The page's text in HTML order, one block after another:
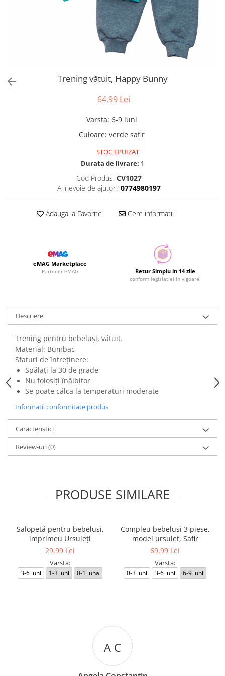
Trening vătuit, Happy Bunny
64,99 Lei
Varsta: 6-9 luni
Culoare: verde safir
STOC EPUIZAT
Durata de livrare: 1
Cod Produs: CV1027
Ai nevoie de ajutor? 0774980197
Adauga la Favorite Cere informatii
eMAG Marketplace
Partener eMAG Retur Simplu in 14 zile
conform legislatiei in vigoare!
Descriere
Trening pentru bebeluși, vătuit.
Material: Bumbac
Sfaturi de întreținere:
Spălați la 30 de grade
Nu folosiți înălbitor
Se poate călca la temperaturi moderate
Informatii conformitate produs
Caracteristici
Review-uri(0)
PRODUSE SIMILARE
Salopetă pentru bebeluși,
imprimeu Ursuleți
29,99 Lei
Varsta:
3-6 luni 1-3 luni 0-1 luna
Compleu bebelusi 3 piese,
model ursulet, Safir
69,99 Lei
Varsta:
0-3 luni 3-6 luni 6-9 luni